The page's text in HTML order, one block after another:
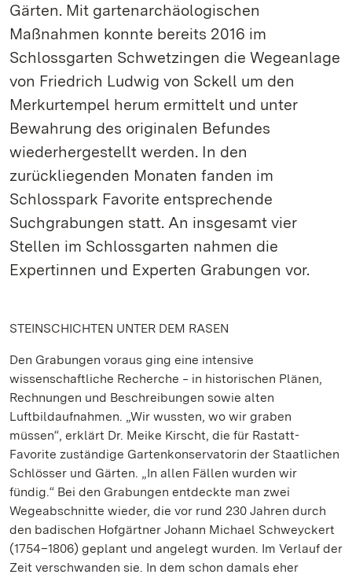
Gärten. Mit gartenarchäologischen
Maßnahmen konnte bereits 2016 im
Schlossgarten Schwetzingen die Wegeanlage
von Friedrich Ludwig von Sckell um den
Merkurtempel herum ermittelt und unter
Bewahrung des originalen Befundes
wiederhergestellt werden. In den
zurückliegenden Monaten fanden im
Schlosspark Favorite entsprechende
Suchgrabungen statt. An insgesamt vier
Stellen im Schlossgarten nahmen die
Expertinnen und Experten Grabungen vor.
STEINSCHICHTEN UNTER DEM RASEN
Den Grabungen voraus ging eine intensive
wissenschaftliche Recherche ‒ in historischen Plänen,
Rechnungen und Beschreibungen sowie alten
Luftbildaufnahmen. „Wir wussten, wo wir graben
müssen“, erklärt Dr. Meike Kirscht, die für Rastatt-
Favorite zuständige Gartenkonservatorin der Staatlichen
Schlösser und Gärten. „In allen Fällen wurden wir
fündig.“ Bei den Grabungen entdeckte man zwei
Wegeabschnitte wieder, die vor rund 230 Jahren durch
den badischen Hofgärtner Johann Michael Schweyckert
(1754–1806) geplant und angelegt wurden. Im Verlauf der
Zeit verschwanden sie. In dem schon damals eher